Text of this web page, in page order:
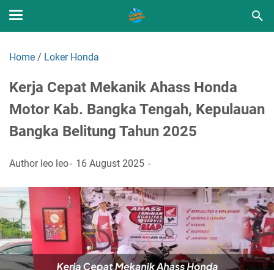
Home / Loker Honda
Kerja Cepat Mekanik Ahass Honda
Motor Kab. Bangka Tengah, Kepulauan
Bangka Belitung Tahun 2025
Author leo leo 16 August 2025